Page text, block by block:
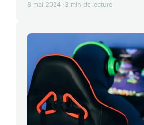
8 mai 2024 3 min de lecture